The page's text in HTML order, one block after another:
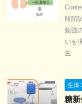
段階
勉強
いを
生 ...
生体
糖